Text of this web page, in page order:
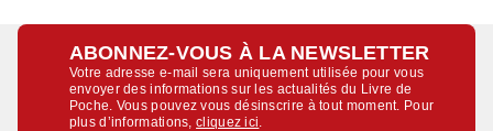
ABONNEZ-VOUS À LA NEWSLETTER
Votre adresse e-mail sera uniquement utilisée pour vous
envoyer des informations sur les actualités du Livre de
Poche. Vous pouvez vous désinscrire à tout moment. Pour
plus d’informations,cliquez ici